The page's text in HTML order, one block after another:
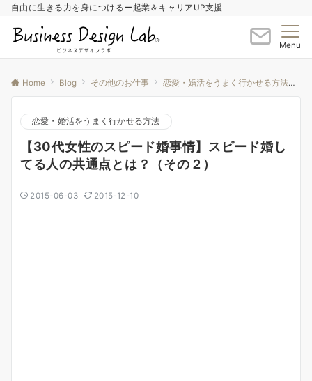
自由に生きる力を身につけるー起業＆キャリアUP支援
Menu
Home Blog その他のお仕事 恋愛・婚活をうまく行かせる方法
恋愛・婚活をうまく行かせる方法
【30代女性のスピード婚事情】スピード婚し
てる人の共通点とは？（その２）
2015-06-03 2015-12-10